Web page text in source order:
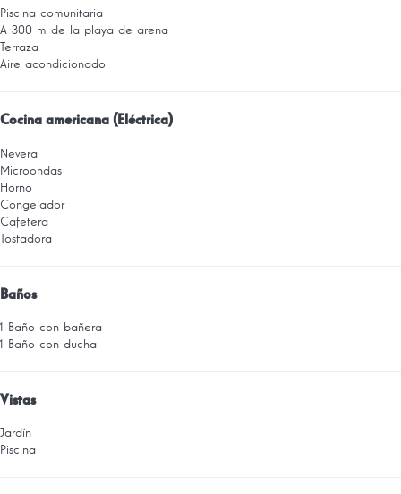
Piscina comunitaria
A 300 m de la playa de arena
Terraza
Aire acondicionado
Cocina americana (Eléctrica)
Nevera
Microondas
Horno
Congelador
Cafetera
Tostadora
Baños
1 Baño con bañera
1 Baño con ducha
Vistas
Jardín
Piscina